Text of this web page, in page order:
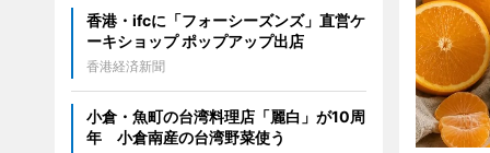
香港・ifcに「フォーシーズンズ」直営ケ
ーキショップ ポップアップ出店
香港経済新聞
小倉・魚町の台湾料理店「麗白」が10周
年 小倉南産の台湾野菜使う